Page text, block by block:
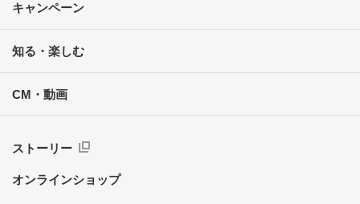
キャンペーン
知る・楽しむ
CM・動画
ストーリー
オンラインショップ